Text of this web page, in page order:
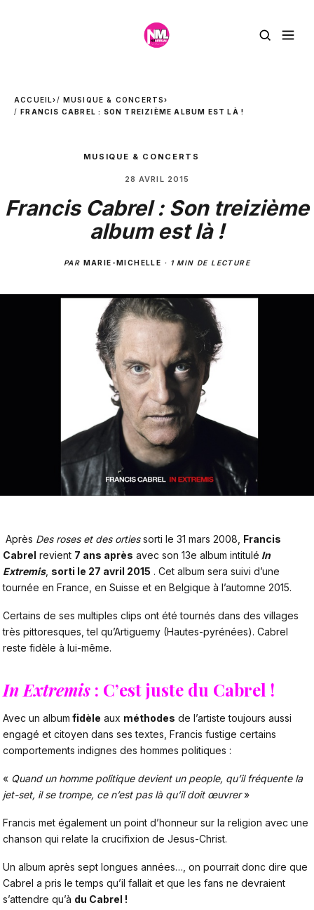
ACCUEIL› MUSIQUE & CONCERTS›
FRANCIS CABREL : SON TREIZIÈME ALBUM EST LÀ !
MUSIQUE & CONCERTS
28 AVRIL 2015
Francis Cabrel : Son treizième
album est là !
PAR MARIE-MICHELLE · 1 MIN DE LECTURE
Après Des roses et des ortiessorti le 31 mars 2008, Francis
Cabrel revient 7 ans après avec son 13e album intitulé In
Extremis, sorti le 27 avril 2015 . Cet album sera suivi d’une
tournée en France, en Suisse et en Belgique à l’automne 2015.
Certains de ses multiples clips ont été tournés dans des villages
très pittoresques, tel qu’Artiguemy (Hautes-pyrénées). Cabrel
reste fidèle à lui-même.
In Extremis : C’est juste du Cabrel !
Avec un album fidèle aux méthodes de l’artiste toujours aussi
engagé et citoyen dans ses textes, Francis fustige certains
comportements indignes des hommes politiques :
« Quand un homme politique devient un people, qu’il fréquente la
jet-set, il se trompe, ce n’est pas là qu’il doit œuvrer»
Francis met également un point d’honneur sur la religion avec une
chanson qui relate la crucifixion de Jesus-Christ.
Un album après sept longues années…, on pourrait donc dire que
Cabrel a pris le temps qu’il fallait et que les fans ne devraient
s’attendre qu’à du Cabrel !